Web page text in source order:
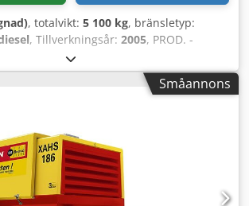
, totalvikt: 5 100 kg, bränsletyp:
, Tillverkningsår: 2005, PROD. -
- XAS426 S/N - YA3-062854-50542371 ÅR -
- 166 FLÖDE (m3/min) - 25 TRYCK (bar) - 7
Småannons